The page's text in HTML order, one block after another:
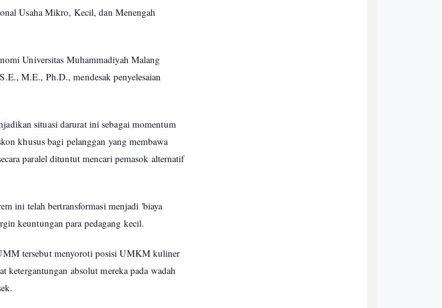
Usaha Mikro, Kecil, dan Menengah
Universitas Muhammadiyah Malang
M.E., Ph.D., mendesak penyelesaian
situasi darurat ini sebagai momentum
khusus bagi pelanggan yang membawa
paralel dituntut mencari pemasok alternatif
ini telah bertransformasi menjadi 'biaya
keuntungan para pedagang kecil.
tersebut menyoroti posisi UMKM kuliner
ketergantungan absolut mereka pada wadah